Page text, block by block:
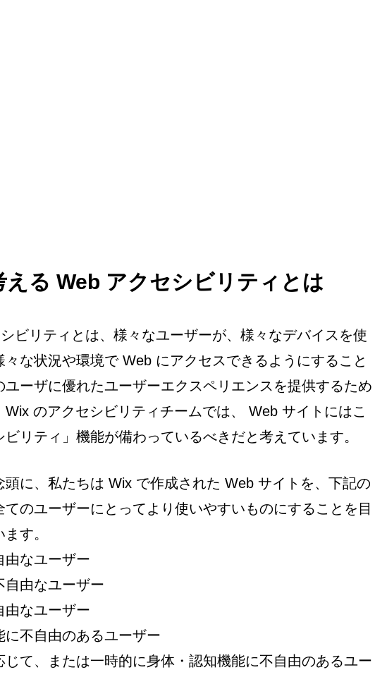
える Web アクセシビリティとは
ビリティとは、様々なユーザーが、様々なデバイスを使
々な状況や環境で Web にアクセスできるようにすること
ユーザに優れたユーザーエクスペリエンスを提供するため
のアクセシビリティチームでは、 Web サイトにはこ
リティ」機能が備わっているべきだと考えています。
頭に、私たちは Wix で作成された Web サイトを、下記の
てのユーザーにとってより使いやすいものにすることを目
す。
由なユーザー
自由なユーザー
由なユーザー
に不自由のあるユーザー
じて、または一時的に身体・認知機能に不自由のあるユー